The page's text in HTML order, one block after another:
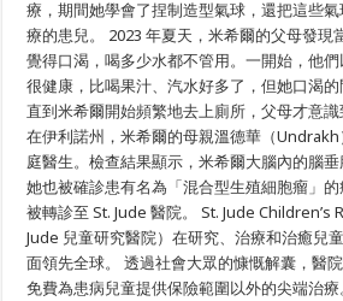
療，期間她學會了捏制造型氣球，還把這些
療的患兒。 2023 年夏天，米希爾的父母發現
覺得口渴，喝多少水都不管用。一開始，他
很健康，比喝果汁、汽水好多了，但她口渴的
直到米希爾開始頻繁地去上廁所，父母才意
在伊利諾州，米希爾的母親溫德華（
庭醫生。檢查結果顯示，米希爾大腦內的腦
她也被確診患有名為「混合型生殖細胞瘤」
被轉診至 St. Jude 醫院。 St. Jude Children’s
Jude 兒童研究醫院）在研究、治療和治癒兒
面領先全球。 透過社會大眾的慷慨解囊，醫
免費為患病兒童提供保險範圍以外的尖端治